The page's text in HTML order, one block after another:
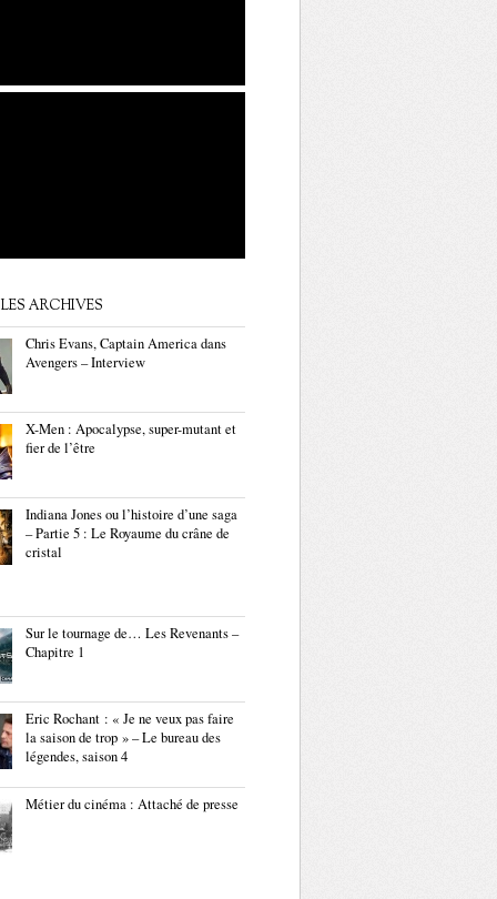
ARCHIVES
Chris Evans, Captain America dans
Avengers – Interview
X-Men : Apocalypse, super-mutant et
fier de l’être
Indiana Jones ou l’histoire d’une saga
– Partie 5 : Le Royaume du crâne de
cristal
Sur le tournage de… Les Revenants –
Chapitre 1
Eric Rochant : « Je ne veux pas faire
la saison de trop » – Le bureau des
légendes, saison 4
Métier du cinéma : Attaché de presse